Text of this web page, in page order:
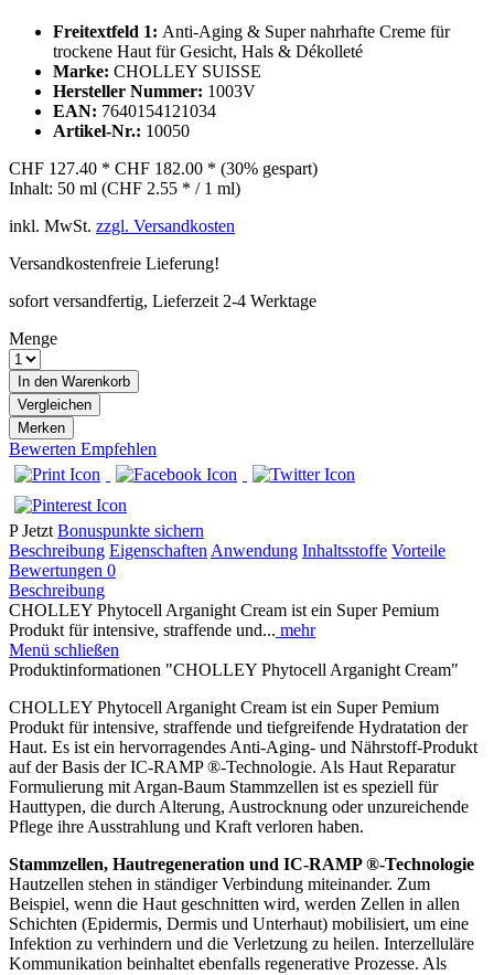
Freitextfeld 1: Anti-Aging & Super nahrhafte Creme für
trockene Haut für Gesicht, Hals & Dékolleté
Marke: CHOLLEY SUISSE
Hersteller Nummer: 1003V
EAN: 7640154121034
Artikel-Nr.: 10050
CHF 127.40 * CHF 182.00 * (30% gespart)
Inhalt: 50 ml (CHF 2.55 * / 1 ml)
inkl. MwSt. zzgl. Versandkosten
Versandkostenfreie Lieferung!
sofort versandfertig, Lieferzeit 2-4 Werktage
Menge
In den Warenkorb
Vergleichen
Merken
Bewerten Empfehlen
P Jetzt Bonuspunkte sichern
Beschreibung Eigenschaften Anwendung Inhaltsstoffe Vorteile
Bewertungen 0
Beschreibung
CHOLLEY Phytocell Arganight Cream ist ein Super Pemium
Produkt für intensive, straffende und... mehr
Menü schließen
Produktinformationen "CHOLLEY Phytocell Arganight Cream"
CHOLLEY Phytocell Arganight Cream ist ein Super Pemium
Produkt für intensive, straffende und tiefgreifende Hydratation der
Haut. Es ist ein hervorragendes Anti-Aging- und Nährstoff-Produkt
auf der Basis der IC-RAMP ®-Technologie. Als Haut Reparatur
Formulierung mit Argan-Baum Stammzellen ist es speziell für
Hauttypen, die durch Alterung, Austrocknung oder unzureichende
Pflege ihre Ausstrahlung und Kraft verloren haben.
Stammzellen, Hautregeneration und IC-RAMP ®-Technologie
Hautzellen stehen in ständiger Verbindung miteinander. Zum
Beispiel, wenn die Haut geschnitten wird, werden Zellen in allen
Schichten (Epidermis, Dermis und Unterhaut) mobilisiert, um eine
Infektion zu verhindern und die Verletzung zu heilen. Interzelluläre
Kommunikation beinhaltet ebenfalls regenerative Prozesse. Als